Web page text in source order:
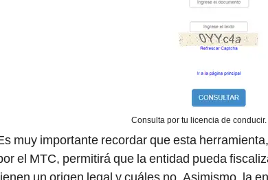
Consulta por tu licencia de conducir.
muy importante recordar que esta
el MTC, permitirá que la entidad pueda
un origen legal y cuáles no. Asimismo, la